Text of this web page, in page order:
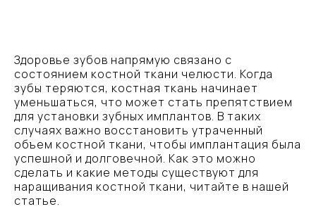
Здоровье зубов напрямую связано с
состоянием костной ткани челюсти. Когда
зубы теряются, костная ткань начинает
уменьшаться, что может стать препятствием
для установки зубных имплантов. В таких
случаях важно восстановить утраченный
объем костной ткани, чтобы имплантация была
успешной и долговечной. Как это можно
сделать и какие методы существуют для
наращивания костной ткани, читайте в нашей
статье.